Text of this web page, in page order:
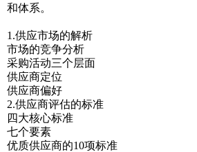
和体系。
1.供应市场的解析
市场的竞争分析
采购活动三个层面
供应商定位
供应商偏好
2.供应商评估的标准
四大核心标准
七个要素
优质供应商的10项标准